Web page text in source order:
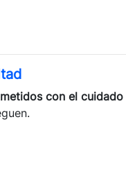
con el cuidado